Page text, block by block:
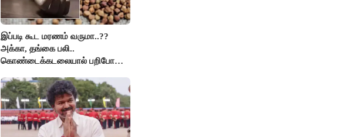
இப்படி கூட மரணம் வருமா..??
அக்கா, தங்கை பலி..
கொண்டைக்கடலையால் பறிபோன